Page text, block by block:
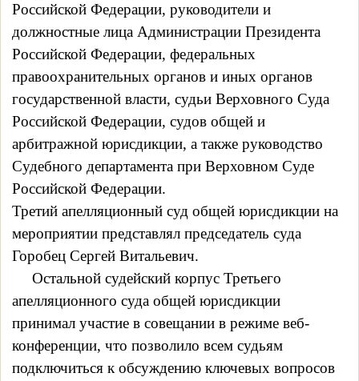
Российской Федерации, руководители и
должностные лица Администрации Президента
Российской Федерации, федеральных
правоохранительных органов и иных органов
государственной власти, судьи Верховного Суда
Российской Федерации, судов общей и
арбитражной юрисдикции, а также руководство
Судебного департамента при Верховном Суде
Российской Федерации.
Третий апелляционный суд общей юрисдикции на
мероприятии представлял председатель суда
Горобец Сергей Витальевич.
Остальной судейский корпус Третьего
апелляционного суда общей юрисдикции
принимал участие в совещании в режиме веб-
конференции, что позволило всем судьям
подключиться к обсуждению ключевых вопросов